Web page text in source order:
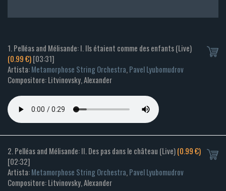
1. Pelléas and Mélisande: I. Ils étaient comme des enfants (Live)
(0.99 €)[03:31]
Artista:Metamorphose String Orchestra,Pavel Lyubomudrov
Compositore: Litvinovsky, Alexander
2. Pelléas and Mélisande: II. Des pas dans le château (Live)(0.99 €)
[02:32]
Artista:Metamorphose String Orchestra,Pavel Lyubomudrov
Compositore: Litvinovsky, Alexander